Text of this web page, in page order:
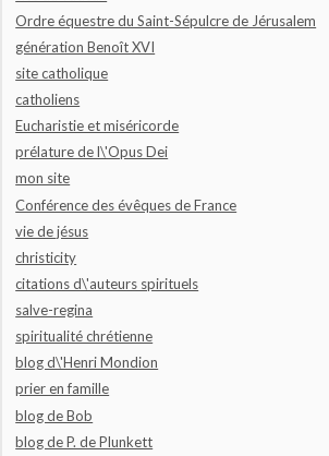
Ordre équestre du Saint-Sépulcre de Jérusalem
génération Benoît XVI
site catholique
catholiens
Eucharistie et miséricorde
prélature de l\'Opus Dei
mon site
Conférence des évêques de France
vie de jésus
christicity
citations d\'auteurs spirituels
salve-regina
spiritualité chrétienne
blog d\'Henri Mondion
prier en famille
blog de Bob
blog de P. de Plunkett